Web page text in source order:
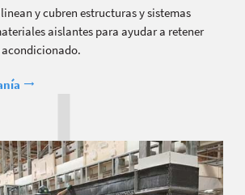
y cubren estructuras y sistemas
aislantes para ayudar a retener